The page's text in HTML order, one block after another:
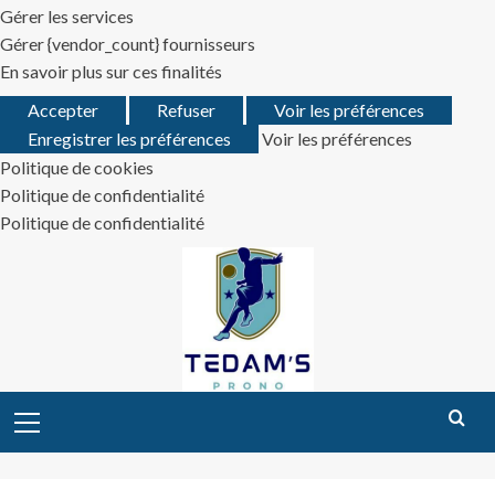
Gérer les services
Gérer {vendor_count} fournisseurs
En savoir plus sur ces finalités
Accepter
Refuser
Voir les préférences
Enregistrer les préférences
Voir les préférences
Politique de cookies
Politique de confidentialité
Politique de confidentialité
Menu